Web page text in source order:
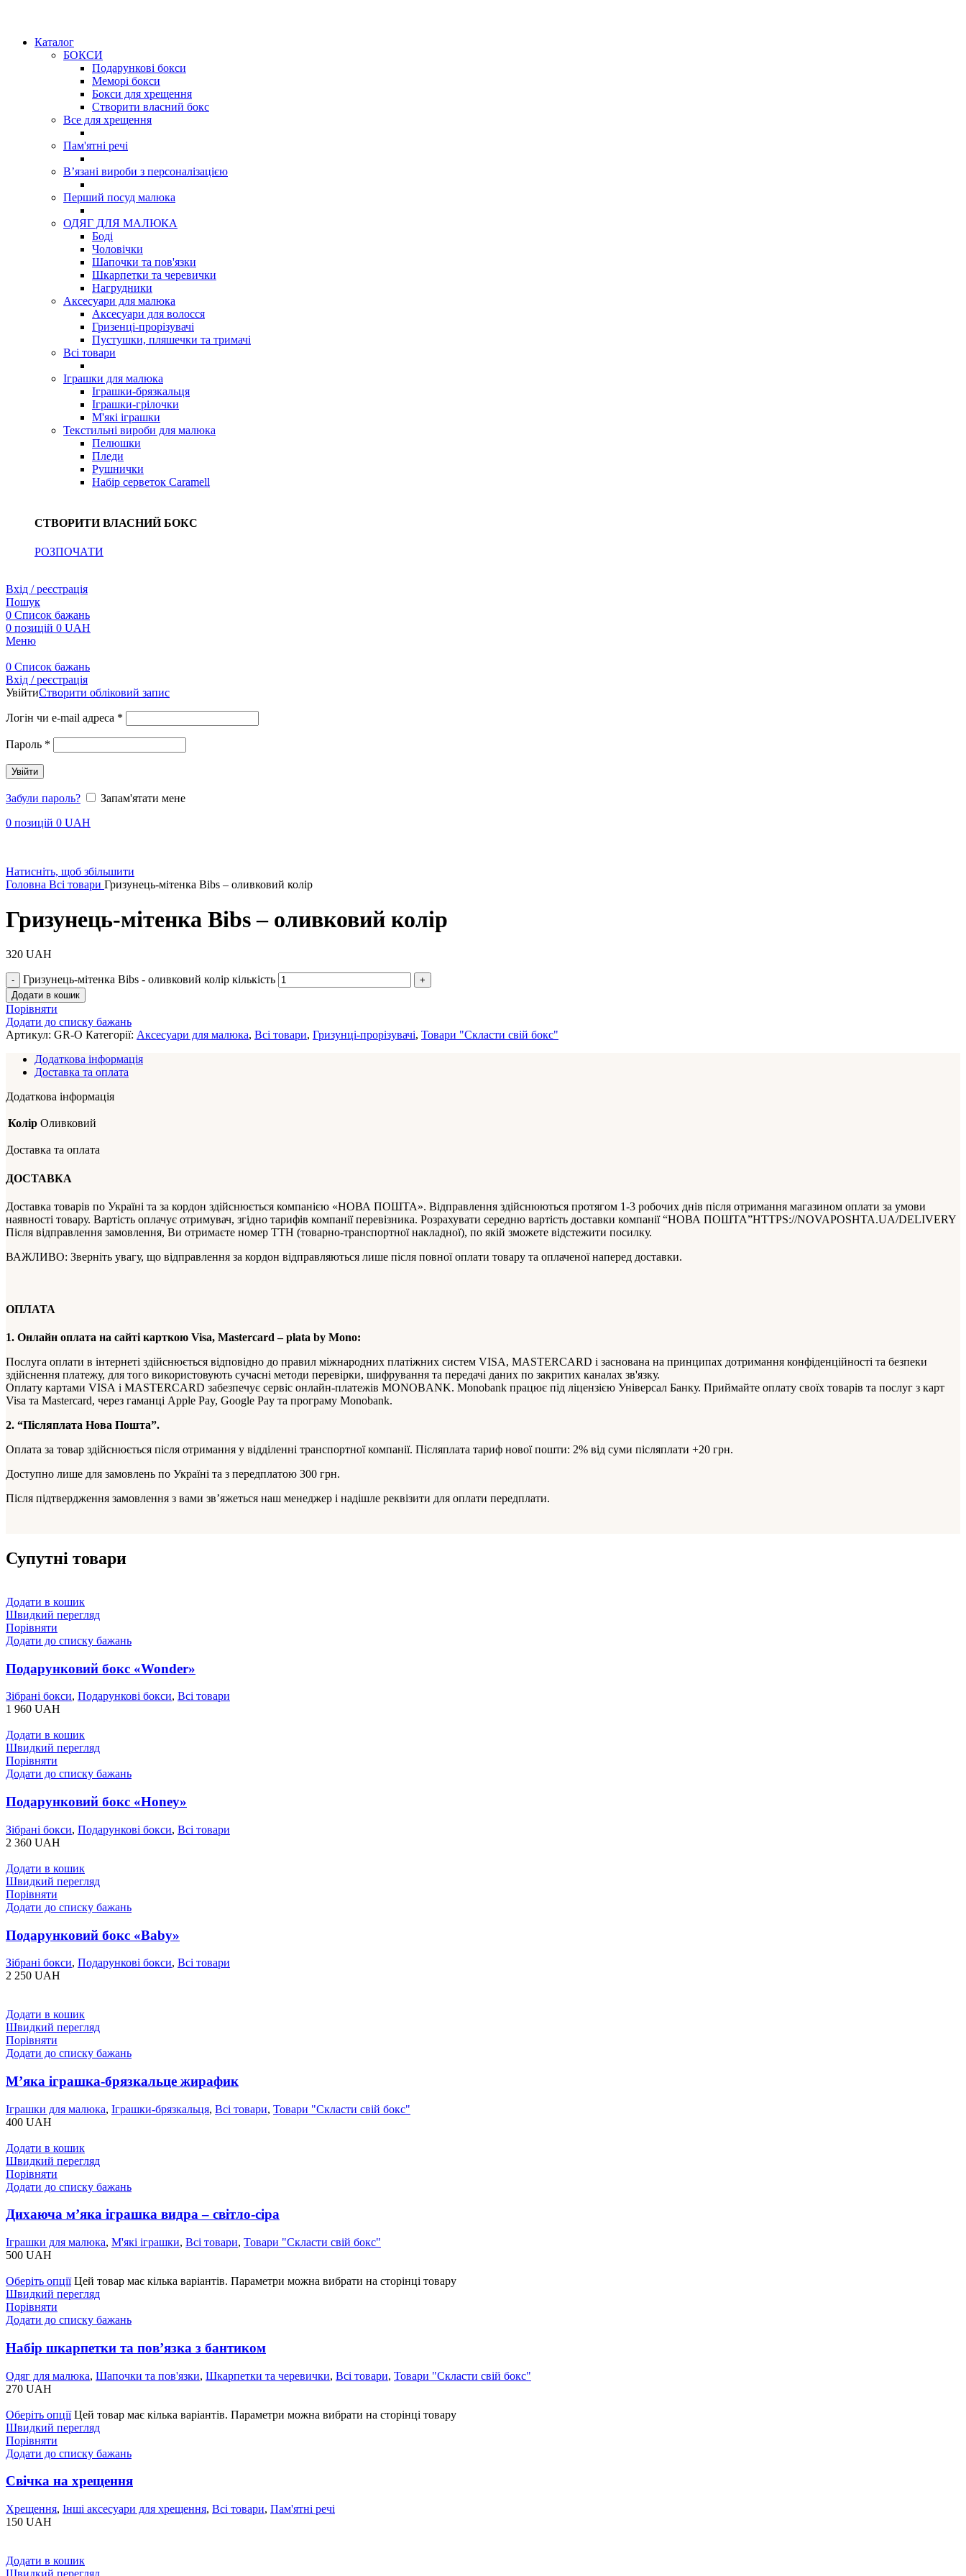
Каталог
БОКСИ
Подарункові бокси
Меморі бокси
Бокси для хрещення
Створити власний бокс
Все для хрещення
Пам'ятні речі
Вʼязані вироби з персоналізацією
Перший посуд малюка
ОДЯГ ДЛЯ МАЛЮКА
Боді
Чоловічки
Шапочки та пов'язки
Шкарпетки та черевички
Нагрудники
Аксесуари для малюка
Аксесуари для волосся
Гризенці-прорізувачі
Пустушки, пляшечки та тримачі
Всі товари
Іграшки для малюка
Іграшки-брязкальця
Іграшки-грілочки
М'які іграшки
Текстильні вироби для малюка
Пелюшки
Пледи
Рушнички
Набір серветок Caramell
СТВОРИТИ ВЛАСНИЙ БОКС
РОЗПОЧАТИ
Вхід / реєстрація
Пошук
0 Список бажань
0 позицій 0 UAH
Меню
0 Список бажань
Вхід / реєстрація
УвійтиСтворити обліковий запис
Логін чи e-mail адреса *
Пароль *
Увійти
Забули пароль?
Запам'ятати мене
0 позицій 0 UAH
Натисніть, щоб збільшити
Головна Всі товари Гризунець-мітенка Bibs – оливковий колір
Гризунець-мітенка Bibs – оливковий колір
320 UAH
Гризунець-мітенка Bibs - оливковий колір кількість
Додати в кошик
Порівняти
Додати до списку бажань
Артикул: GR-O Категорії: Аксесуари для малюка, Всі товари, Гризунці-прорізувачі, Товари "Cкласти свій бокс"
Додаткова інформація
Доставка та оплата
Додаткова інформація
Колір Оливковий
Доставка та оплата
ДОСТАВКА
Доставка товарів по Україні та за кордон здійснюється компанією «НОВА ПОШТА». Відправлення здійснюються протягом 1-3 робочих днів після отримання магазином оплати за умови
наявності товару. Вартість оплачує отримувач, згідно тарифів компанії перевізника. Розрахувати середню вартість доставки компанії “НОВА ПОШТА”HTTPS://NOVAPOSHTA.UA/DELIVERY
Після відправлення замовлення, Ви отримаєте номер ТТН (товарно-транспортної накладної), по якій зможете відстежити посилку.
ВАЖЛИВО: Зверніть увагу, що відправлення за кордон відправляються лише після повної оплати товару та оплаченої наперед доставки.
ОПЛАТА
1. Онлайн оплата на сайті карткою Visa, Mastercard – plata by Mono:
Послуга оплати в інтернеті здійснюється відповідно до правил міжнародних платіжних систем VISА, MASTERCARD і заснована на принципах дотримання конфіденційності та безпеки
здійснення платежу, для того використовують сучасні методи перевірки, шифрування та передачі даних по закритих каналах зв'язку.
Оплату картами VISА і MASTERCARD забезпечує сервіс онлайн-платежів MONOBANK. Monobank працює під ліцензією Універсал Банку. Приймайте оплату своїх товарів та послуг з карт
Visa та Mastercard, через гаманці Apple Pay, Google Pay та програму Monobank.
2. “Післяплата Нова Пошта”.
Оплата за товар здійснюється після отримання у відділенні транспортної компанії. Післяплата тариф нової пошти: 2% від суми післяплати +20 грн.
Доступно лише для замовлень по Україні та з передплатою 300 грн.
Після підтвердження замовлення з вами зв’яжеться наш менеджер і надішле реквізити для оплати передплати.
Супутні товари
Додати в кошик
Швидкий перегляд
Порівняти
Додати до списку бажань
Подарунковий бокс «Wonder»
Зібрані бокси, Подарункові бокси, Всі товари
1 960 UAH
Додати в кошик
Швидкий перегляд
Порівняти
Додати до списку бажань
Подарунковий бокс «Honey»
Зібрані бокси, Подарункові бокси, Всі товари
2 360 UAH
Додати в кошик
Швидкий перегляд
Порівняти
Додати до списку бажань
Подарунковий бокс «Baby»
Зібрані бокси, Подарункові бокси, Всі товари
2 250 UAH
Додати в кошик
Швидкий перегляд
Порівняти
Додати до списку бажань
Мʼяка іграшка-брязкальце жирафик
Іграшки для малюка, Іграшки-брязкальця, Всі товари, Товари "Cкласти свій бокс"
400 UAH
Додати в кошик
Швидкий перегляд
Порівняти
Додати до списку бажань
Дихаюча мʼяка іграшка видра – світло-сіра
Іграшки для малюка, М'які іграшки, Всі товари, Товари "Cкласти свій бокс"
500 UAH
Оберіть опціїЦей товар має кілька варіантів. Параметри можна вибрати на сторінці товару
Швидкий перегляд
Порівняти
Додати до списку бажань
Набір шкарпетки та повʼязка з бантиком
Одяг для малюка, Шапочки та пов'язки, Шкарпетки та черевички, Всі товари, Товари "Cкласти свій бокс"
270 UAH
Оберіть опціїЦей товар має кілька варіантів. Параметри можна вибрати на сторінці товару
Швидкий перегляд
Порівняти
Додати до списку бажань
Свічка на хрещення
Хрещення, Інші аксесуари для хрещення, Всі товари, Пам'ятні речі
150 UAH
Додати в кошик
Швидкий перегляд